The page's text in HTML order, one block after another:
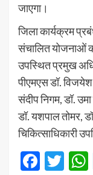
जाएगा।
जिला कार्यक्रम
संचालित योजनाओं
उपस्थित प्रमुख
पीएमएस डॉ. विजयेश
संदीप निगम, डॉ.
डॉ. यशपाल तोमर,
चिकित्साधिकारी